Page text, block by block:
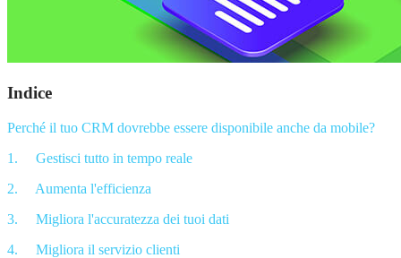
Indice
Perché il tuo CRM dovrebbe essere disponibile anche da mobile?
1. Gestisci tutto in tempo reale
2. Aumenta l'efficienza
3. Migliora l'accuratezza dei tuoi dati
4. Migliora il servizio clienti